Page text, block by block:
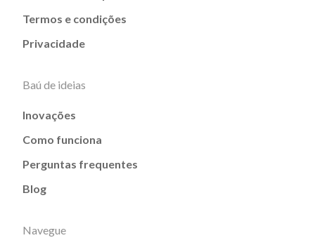
Termos e condições
Privacidade
Baú de ideias
Inovações
Como funciona
Perguntas frequentes
Blog
Navegue